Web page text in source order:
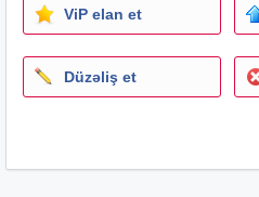
ViP elan et
Düzəliş et